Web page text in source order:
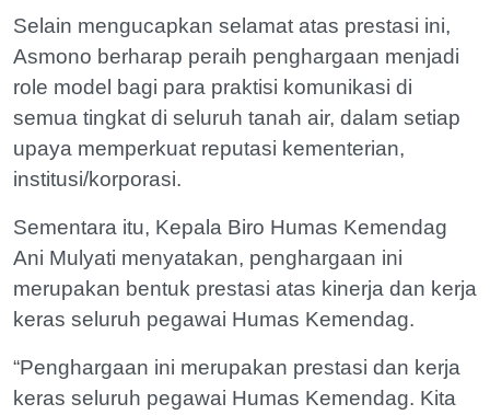
Selain mengucapkan selamat atas prestasi ini,
Asmono berharap peraih penghargaan menjadi
role model bagi para praktisi komunikasi di
semua tingkat di seluruh tanah air, dalam setiap
upaya memperkuat reputasi kementerian,
institusi/korporasi.
Sementara itu, Kepala Biro Humas Kemendag
Ani Mulyati menyatakan, penghargaan ini
merupakan bentuk prestasi atas kinerja dan kerja
keras seluruh pegawai Humas Kemendag.
“Penghargaan ini merupakan prestasi dan kerja
keras seluruh pegawai Humas Kemendag. Kita